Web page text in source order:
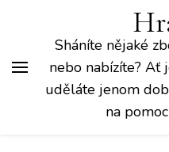
Sháníte nějaké
nebo nabízíte? Ať
uděláte jenom
na